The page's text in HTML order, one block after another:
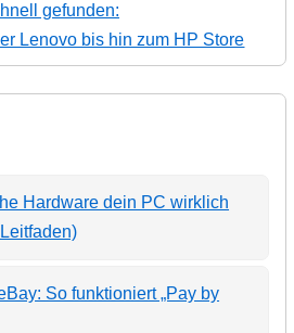
gefunden:
Lenovo bis hin zum HP Store
Hardware dein PC wirklich
So funktioniert „Pay by